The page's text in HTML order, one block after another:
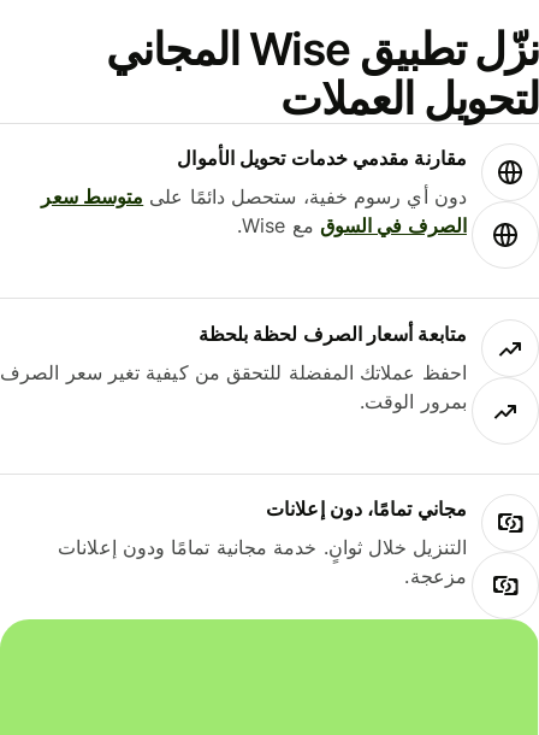
نزّل تطبيق Wise المجاني
العملات
مقارنة مقدمي خدمات تحويل الأموال
دون أي رسوم خفية، ستحصل دائمًا علىمتوسط ​​سعر
الصرف في السوقمع Wise.
متابعة أسعار الصرف لحظة بلحظة
احفظ عملاتك المفضلة للتحقق من كيفية تغير سعر الصرف
بمرور الوقت.
مجاني تمامًا، دون إعلانات
التنزيل خلال ثوانٍ. خدمة مجانية تمامًا ودون إعلانات
مزعجة.